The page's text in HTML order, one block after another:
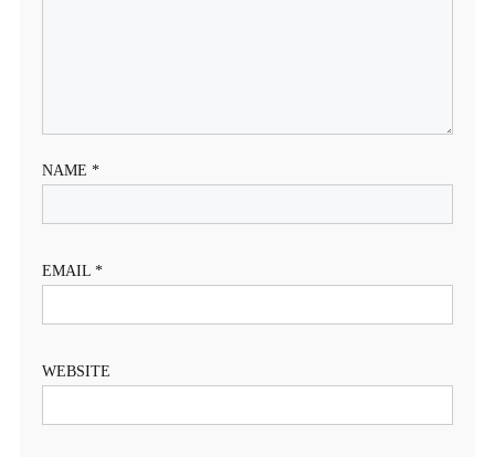
NAME *
EMAIL *
WEBSITE